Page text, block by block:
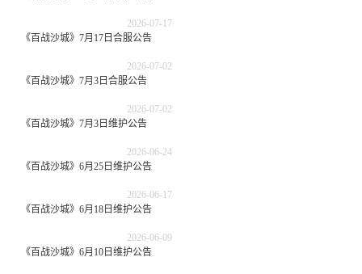
2026-07-17
《百战沙城》7月17日合服公告
2026-07-02
《百战沙城》7月3日合服公告
2026-07-02
《百战沙城》7月3日维护公告
2026-06-24
《百战沙城》6月25日维护公告
2026-06-17
《百战沙城》6月18日维护公告
2026-06-09
《百战沙城》6月10日维护公告